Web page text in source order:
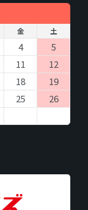
金 土
4
5
11
12
18
19
25
26